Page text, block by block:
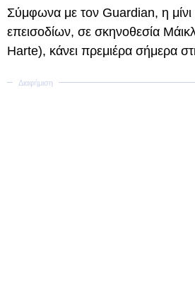
Σύμφωνα με τον Guardian, η μίνι
επεισοδίων, σε σκηνοθεσία
Harte), κάνει πρεμιέρα σήμερα